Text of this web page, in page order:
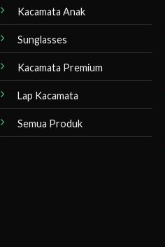
Kacamata Anak
Sunglasses
Kacamata Premium
Lap Kacamata
Semua Produk